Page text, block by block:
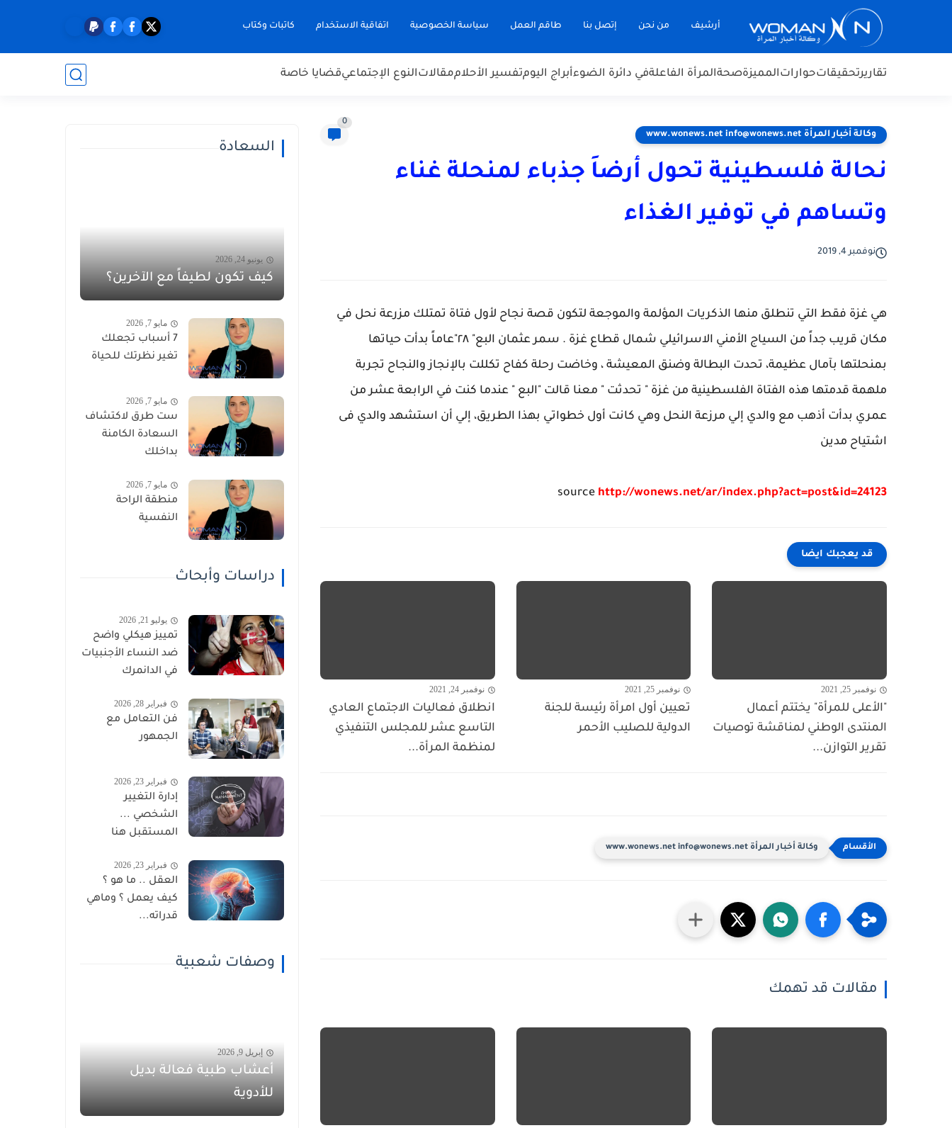
أرشيف من نحن إتصل بنا طاقم العمل سياسة الخصوصية اتفاقية الاستخدام كاتبات وكتاب
تقاريرتحقيقاتحواراتالمميزةصحةالمرأة الفاعلةفي دائرة الضوءأبراج اليومتفسير الأحلاممقالاتالنوع الإجتماعيقضايا خاصة
وكالة أخبار المرأة www.wonews.net info@wonews.net
0
نحالة فلسطينية تحول أرضاَ جذباء لمنحلة غناء
وتساهم في توفير الغذاء
نوفمبر 4, 2019
هي غزة فقط التي تنطلق منها الذكريات المؤلمة والموجعة لتكون قصة نجاح لأول فتاة تمتلك مزرعة نحل في
مكان قريب جداً من السياج الأمني الاسرائيلي شمال قطاع غزة . سمر عثمان البع" ٢٨"عاماً بدأت حياتها
بمنحلتها بآمال عظيمة، تحدت البطالة وضنق المعيشة ، وخاضت رحلة كفاح تكللت بالإنجاز والنجاح تجربة
ملهمة قدمتها هذه الفتاة الفلسطينية من غزة " تحدثت " معنا قالت "البع " عندما كنت في الرابعة عشر من
عمري بدأت أذهب مع والدي إلي مرزعة النحل وهي كانت أول خطواتي بهذا الطريق، إلي أن استشهد والدي فى
اشتياح مدين
source http://wonews.net/ar/index.php?act=post&id=24123
قد يعجبك ايضا
نوفمبر 25, 2021
"الأعلى للمرأة" يختتم أعمال
المنتدى الوطني لمناقشة توصيات
تقرير التوازن...
نوفمبر 25, 2021
تعيين أول امرأة رئيسة للجنة
الدولية للصليب الأحمر
نوفمبر 24, 2021
انطلاق فعاليات الاجتماع العادي
التاسع عشر للمجلس التنفيذي
لمنظمة المرأة...
وكالة أخبار المرأة www.wonews.net info@wonews.net
مقالات قد تهمك
السعادة
يونيو 24, 2026
كيف تكون لطيفاً مع الآخرين؟
مايو 7, 2026
7 أسباب تجعلك
تغير نظرتك للحياة
مايو 7, 2026
ست طرق لاكتشاف
السعادة الكامنة
بداخلك
مايو 7, 2026
منطقة الراحة
النفسية
دراسات وأبحاث
يوليو 21, 2026
تمييز هيكلي واضح
ضد النساء الأجنبيات
في الدانمرك
فبراير 28, 2026
فن التعامل مع
الجمهور
فبراير 23, 2026
إدارة التغيير
الشخصي ...
المستقبل هنا
فبراير 23, 2026
العقل .. ما هو ؟
كيف يعمل ؟ وماهي
قدراته...
وصفات شعبية
إبريل 9, 2026
أعشاب طبية فعالة بديل
للأدوية